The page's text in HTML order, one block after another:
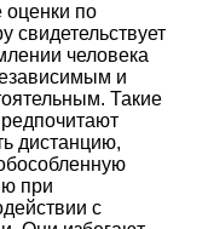
оценки по
свидетельствует
человека
и
Такие
дистанцию,
при
с